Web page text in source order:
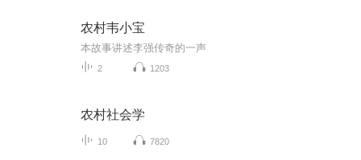
农村韦小宝
本故事讲述李强传奇的一声
2 1203
农村社会学
10 7820